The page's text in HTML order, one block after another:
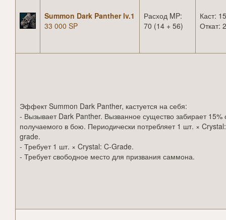
Summon Dark Panther lv.1
33 000 SP
Расход MP:
70 (14 + 56)
Каст:
Откат:
Эффект Summon Dark Panther, кастуется на себя:
- Вызывает Dark Panther. Вызванное существо забирает 15%
получаемого в бою. Периодически потребляет 1 шт. ×
grade.
- Требует 1 шт. × Crystal: C-Grade.
- Требует свободное место для призвания саммона.